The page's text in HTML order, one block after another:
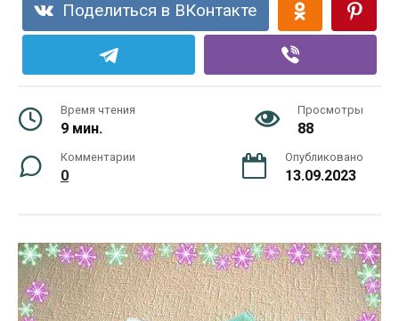
Поделиться в ВКонтакте
Время чтения
9 мин.
Просмотры
88
Комментарии
0
Опубликовано
13.09.2023